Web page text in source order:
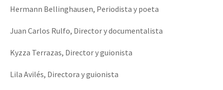
Hermann Bellinghausen, Periodista y poeta
Juan Carlos Rulfo, Director y documentalista
Kyzza Terrazas, Director y guionista
Lila Avilés, Directora y guionista